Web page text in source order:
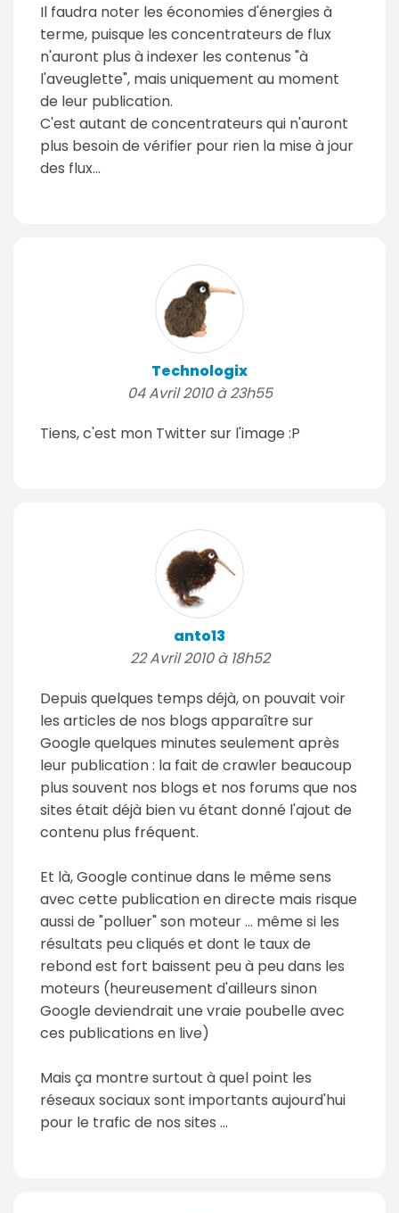
Il faudra noter les économies d'énergies à
terme, puisque les concentrateurs de flux
n'auront plus à indexer les contenus "à
l'aveuglette", mais uniquement au moment
de leur publication.
C'est autant de concentrateurs qui n'auront
plus besoin de vérifier pour rien la mise à jour
des flux...
Technologix
04 Avril 2010 à 23h55
Tiens, c'est mon Twitter sur l'image :P
anto13
22 Avril 2010 à 18h52
Depuis quelques temps déjà, on pouvait voir
les articles de nos blogs apparaître sur
Google quelques minutes seulement après
leur publication : la fait de crawler beaucoup
plus souvent nos blogs et nos forums que nos
sites était déjà bien vu étant donné l'ajout de
contenu plus fréquent.
Et là, Google continue dans le même sens
avec cette publication en directe mais risque
aussi de "polluer" son moteur ... même si les
résultats peu cliqués et dont le taux de
rebond est fort baissent peu à peu dans les
moteurs (heureusement d'ailleurs sinon
Google deviendrait une vraie poubelle avec
ces publications en live)
Mais ça montre surtout à quel point les
réseaux sociaux sont importants aujourd'hui
pour le trafic de nos sites ...